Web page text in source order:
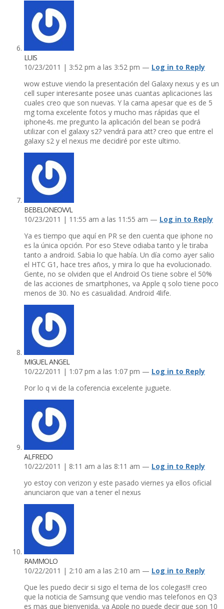
LUIS
10/23/2011 | 3:52 pm a las 3:52 pm — Log in to Reply
wow estuve viendo la presentación del Galaxy nexus y es un
cell super interesante posee unas cuantas aplicaciones las
cuales creo que son nuevas. Y la cama apesar que es de 5
mg toma excelente fotos y mucho mas rápidas que el
iphone4s. me pregunto la aplicación del bean se podrá
utilizar con el galaxy s2? vendrá para att? creo que entre el
galaxy s2 y el nexus me decidiré por este ultimo.
BEBELONEOVVL
10/23/2011 | 11:55 am a las 11:55 am — Log in to Reply
Ya es tiempo que aquí­ en PR se den cuenta que iphone no
es la única opción. Por eso Steve odiaba tanto y le tiraba
tanto a android. Sabia lo que habí­a. Un dí­a como ayer salio
el HTC G1, hace tres años, y mira lo que ha evolucionado.
Gente, no se olviden que el Android Os tiene sobre el 50%
de las acciones de smartphones, va Apple q solo tiene poco
menos de 30. No es casualidad. Android 4life.
MIGUEL ANGEL
10/22/2011 | 1:07 pm a las 1:07 pm — Log in to Reply
Por lo q vi de la coferencia excelente juguete.
ALFREDO
10/22/2011 | 8:11 am a las 8:11 am — Log in to Reply
yo estoy con verizon y este pasado viernes ya ellos oficial
anunciaron que van a tener el nexus
RAMMOLO
10/22/2011 | 2:10 am a las 2:10 am — Log in to Reply
Que les puedo decir si sigo el tema de los colegas!!! creo
que la noticia de Samsung que vendio mas telefonos en Q3
es mas que bienvenida, ya Apple no puede decir que son 10